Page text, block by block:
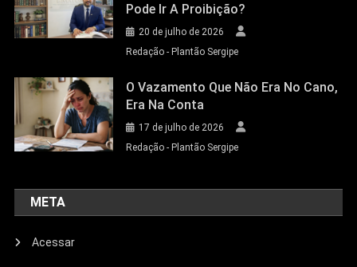
Pode Ir A Proibição?
20 de julho de 2026
Redação - Plantão Sergipe
O Vazamento Que Não Era No Cano,
Era Na Conta
17 de julho de 2026
Redação - Plantão Sergipe
META
Acessar